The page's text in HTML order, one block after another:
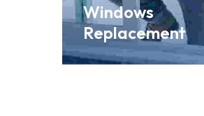
Windows
Replacement